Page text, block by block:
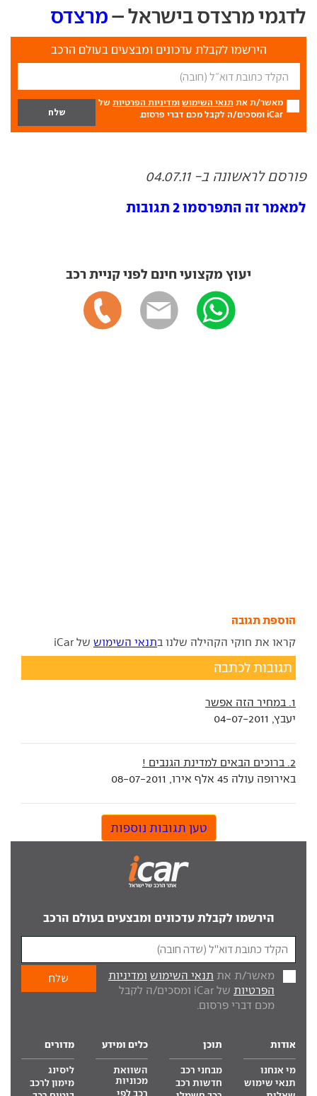
לדגמי מרצדס בישראל –מרצדס
הירשמו לקבלת עדכונים ומבצעים בעולם הרכב
מאשר/ת את תנאי השימוש ומדיניות הפרטיות של
iCar ומסכים/ה לקבל מכם דברי פרסום.
פורסם לראשונה ב- 04.07.11
למאמר זה התפרסמו 2 תגובות
יעוץ מקצועי חינם לפני קניית רכב
הוספת תגובה
קראו את חוקי הקהילה שלנו בתנאי השימוש של iCar
תגובות לכתבה
1. במחיר הזה אפשר
יעבץ, 04-07-2011
2. ברוכים הבאים למדינת הגנבים !
באירופה עולה 45 אלף אירו, 08-07-2011
טען תגובות נוספות
הירשמו לקבלת עדכונים ומבצעים בעולם הרכב
מאשר/ת את תנאי השימוש ומדיניות
הפרטיות
של iCar ומסכים/ה לקבל
מכם דברי פרסום.
אודות
מי אנחנו
תנאי שימוש
תוכן
מבחני רכב
חדשות רכב
כלים ומידע
השוואת
מכוניות
רכב לפי
מדורים
ליסינג
מימון לרכב